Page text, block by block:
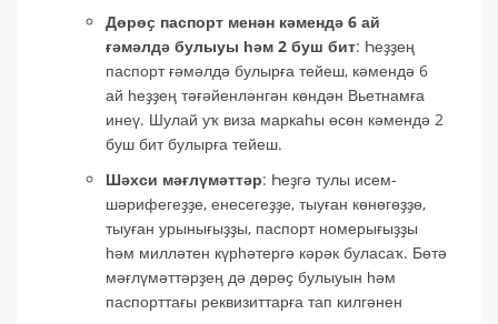
Дөрөҫ паспорт менән кәмендә 6 ай
ғәмәлдә булыуы һәм 2 буш бит: Һеҙҙең
паспорт ғәмәлдә булырға тейеш, кәмендә 6
ай һеҙҙең тәғәйенләнгән көндән Вьетнамға
инеү. Шулай уҡ виза маркаһы өсөн кәмендә 2
буш бит булырға тейеш.
Шәхси мәғлүмәттәр: Һеҙгә тулы исем-
шәрифегеҙҙе, енесегеҙҙе, тыуған көнөгөҙҙө,
тыуған урынығыҙҙы, паспорт номерығыҙҙы
һәм милләтен күрһәтергә кәрәк буласаҡ. Бөтә
мәғлүмәттәрҙең дә дөрөҫ булыуын һәм
паспорттағы реквизиттарға тап килгәнен